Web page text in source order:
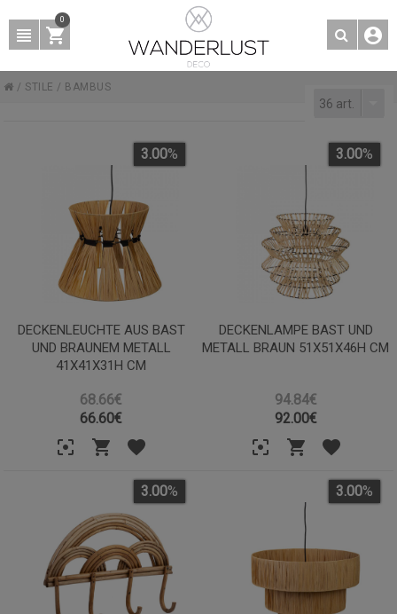
0
/ STILE / BAMBUS
36 art.
DECKENLEUCHTE AUS BAST
UND BRAUNEM METALL
41X41X31H CM
68.66€
3.00%
66.60€
DECKENLAMPE BAST UND
METALL BRAUN 51X51X46H CM
94.84€
3.00%
92.00€
3.00% 3.00%